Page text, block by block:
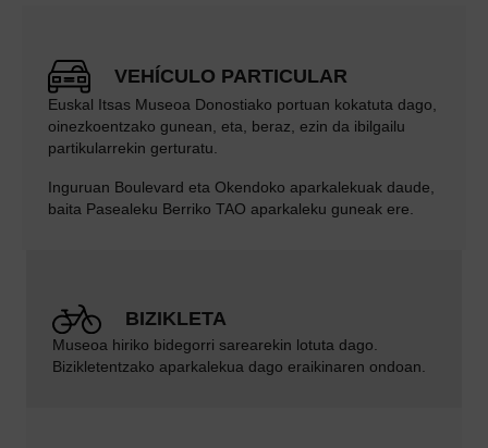
VEHÍCULO PARTICULAR
Euskal Itsas Museoa Donostiako portuan kokatuta dago,
oinezkoentzako gunean, eta, beraz, ezin da ibilgailu
partikularrekin gerturatu.
Inguruan Boulevard eta Okendoko aparkalekuak daude,
baita Pasealeku Berriko TAO aparkaleku guneak ere.
BIZIKLETA
Museoa hiriko bidegorri sarearekin lotuta dago.
Bizikletentzako aparkalekua dago eraikinaren ondoan.